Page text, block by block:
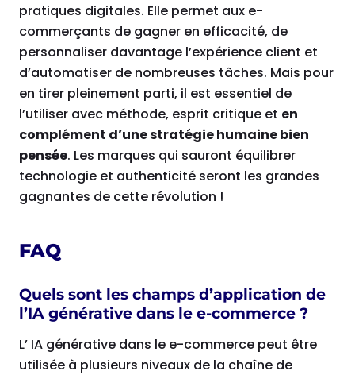
pratiques digitales. Elle permet aux e-
commerçants de gagner en efficacité, de
personnaliser davantage l’expérience client et
d’automatiser de nombreuses tâches. Mais pour
en tirer pleinement parti, il est essentiel de
l’utiliser avec méthode, esprit critique et en
complément d’une stratégie humaine bien
pensée. Les marques qui sauront équilibrer
technologie et authenticité seront les grandes
gagnantes de cette révolution !
FAQ
Quels sont les champs d’application de
l’IA générative dans le e-commerce ?
L’ IA générative dans le e-commerce peut être
utilisée à plusieurs niveaux de la chaîne de